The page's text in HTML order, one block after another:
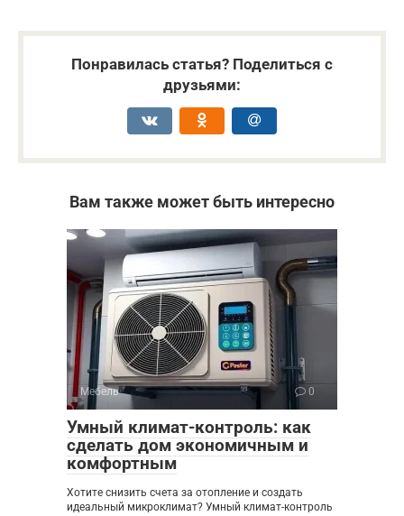
Понравилась статья? Поделиться с
друзьями:
Вам также может быть интересно
Мебель 0
Умный климат-контроль: как
сделать дом экономичным и
комфортным
Хотите снизить счета за отопление и создать
идеальный микроклимат? Умный климат-контроль